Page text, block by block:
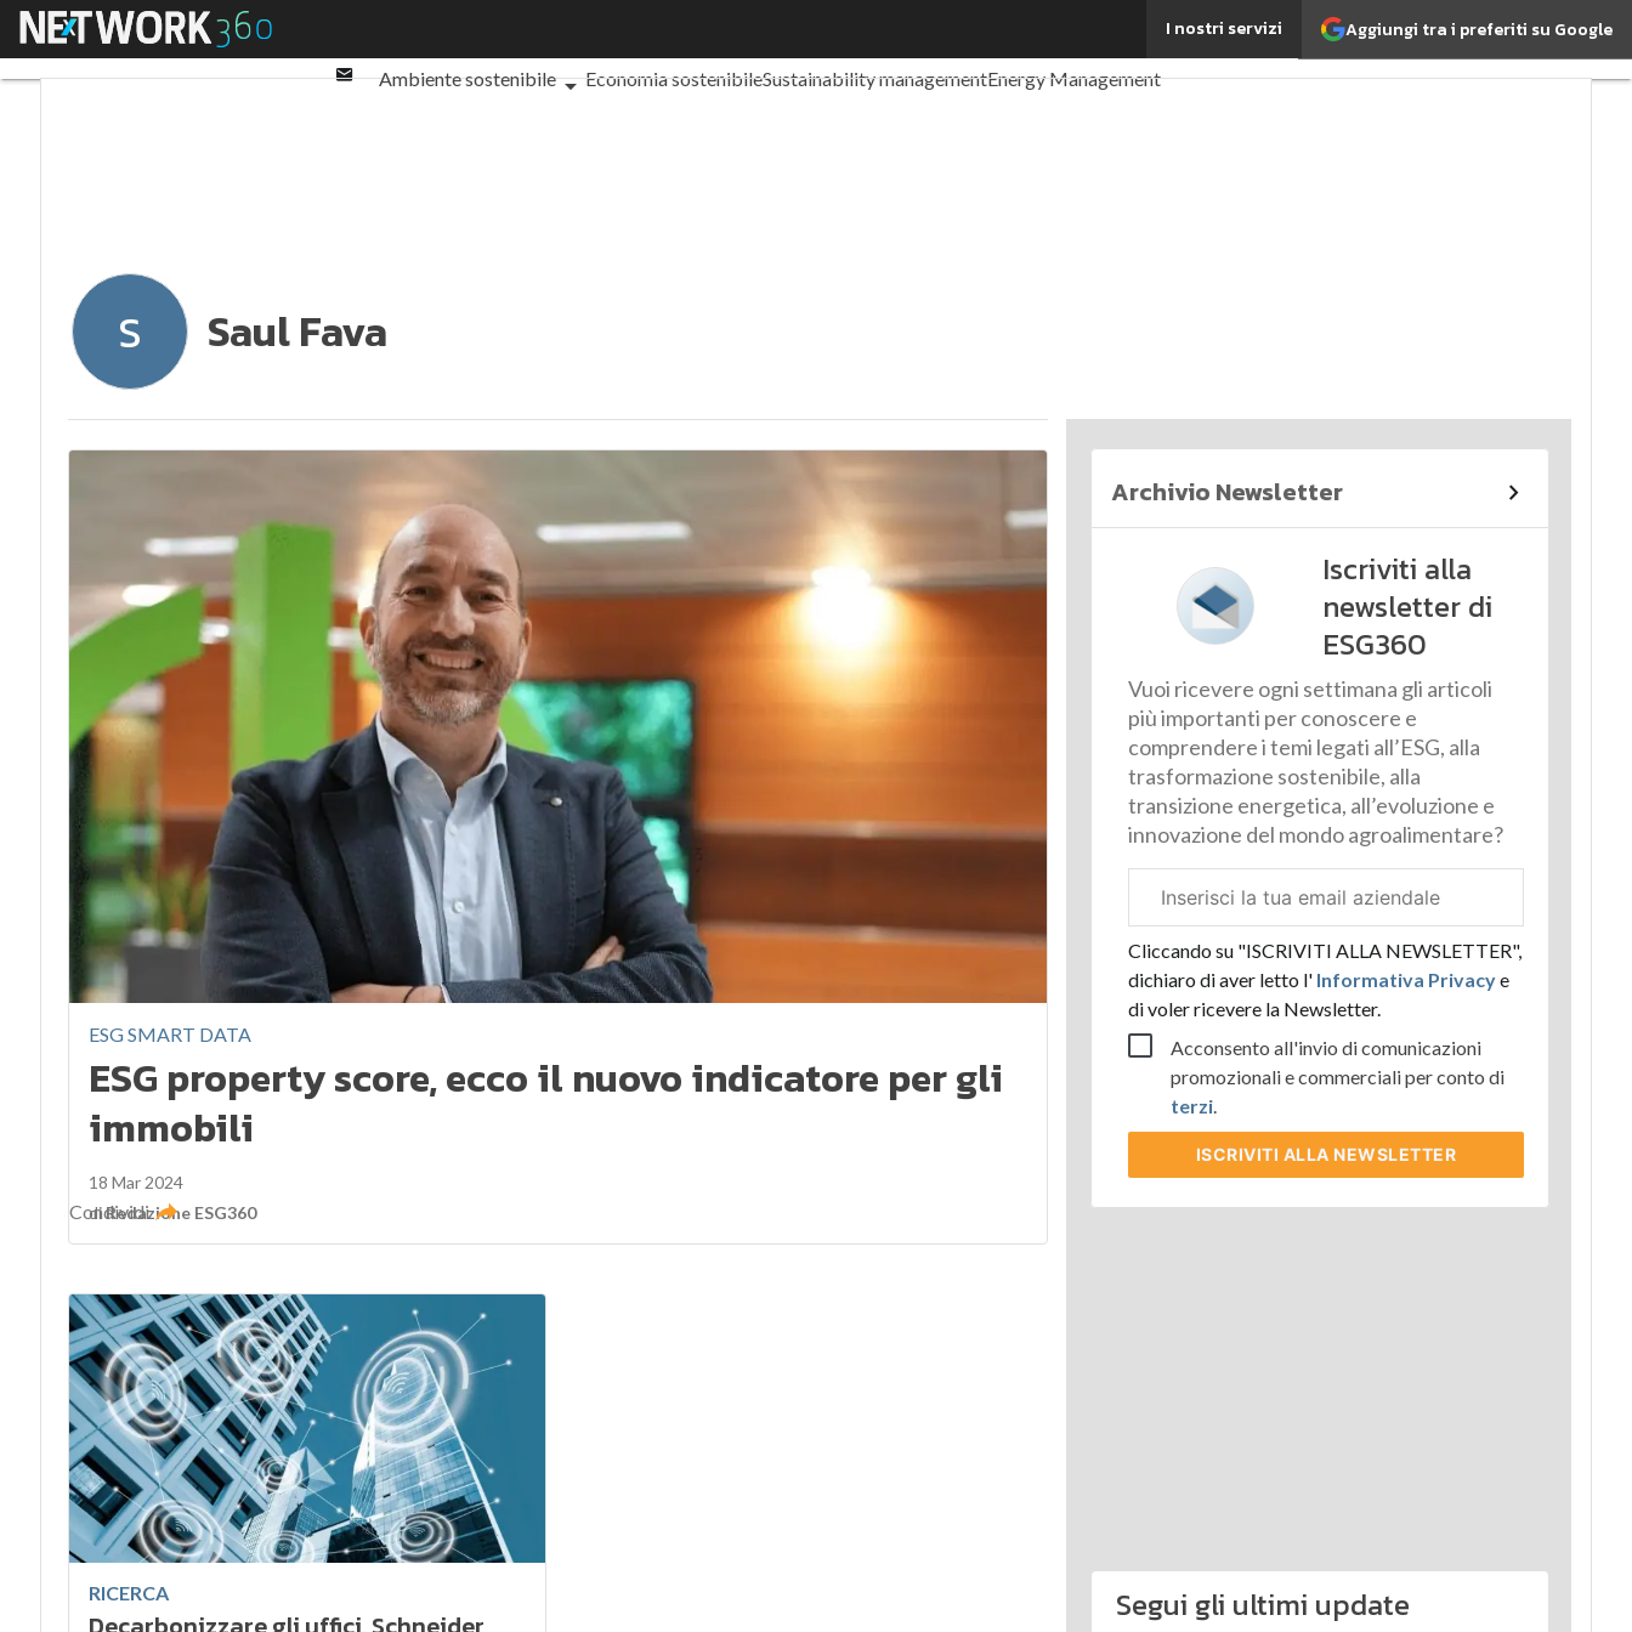
Aggiungi tra i preferiti su Google
I nostri servizi
Menu
Email
Sostenibilità: perché è importante?
Ambiente sostenibile
Economia sostenibileSustainability managementEnergy Management
S Saul Fava
ESG SMART DATA
ESG property score, ecco il nuovo indicatore per gli
immobili
18 Mar 2024
diRedazione ESG360
Condividi
RICERCA
Archivio Newsletter
Iscriviti alla
newsletter di
ESG360
Vuoi ricevere ogni settimana gli articoli
più importanti per conoscere e
comprendere i temi legati all’ESG, alla
trasformazione sostenibile, alla
transizione energetica, all’evoluzione e
innovazione del mondo agroalimentare?
aziendale
Cliccando su "ISCRIVITI ALLA NEWSLETTER",
dichiaro di aver letto l'Informativa Privacye
di voler ricevere la Newsletter.
Acconsento all'invio di comunicazioni
promozionali e commerciali per conto di
terzi.
ISCRIVITI ALLA NEWSLETTER
Segui gli ultimi update